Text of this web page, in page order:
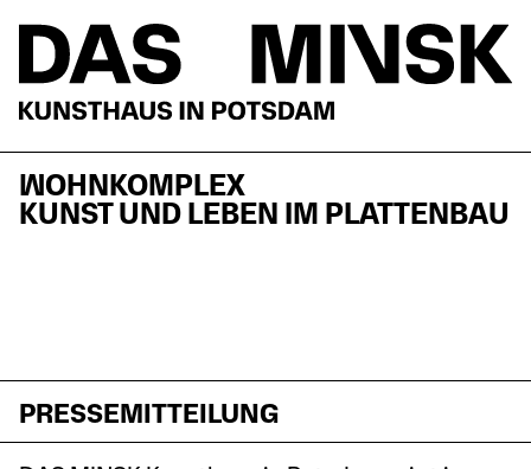
WOHNKOMPLEX
KUNST UND LEBEN IM PLATTENBAU
PRESSEMITTEILUNG